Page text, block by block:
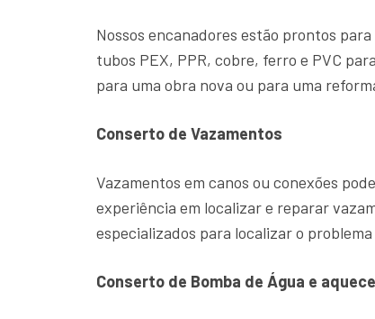
Nossos encanadores estão prontos
tubos PEX, PPR, cobre, ferro e PVC
para uma obra nova ou para uma
Conserto de Vazamentos
Vazamentos em canos ou conexões
experiência em localizar e reparar
especializados para localizar o
Conserto de Bomba de Água e